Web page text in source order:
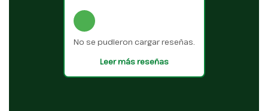
No se pudieron cargar reseñas.
Leer más reseñas